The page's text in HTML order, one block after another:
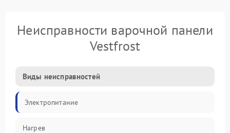
Неисправности варочной панели
Vestfrost
Виды неисправностей
Электропитание
Нагрев